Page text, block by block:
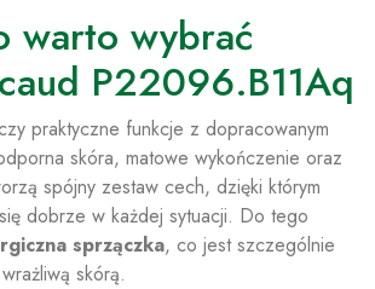
warto wybrać
P22096.B11Aq
praktyczne funkcje z dopracowanym
skóra, matowe wykończenie oraz
spójny zestaw cech, dzięki którym
dobrze w każdej sytuacji. Do tego
sprzączka, co jest szczególnie
skórą.